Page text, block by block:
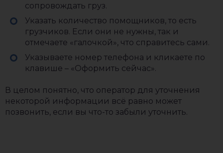
сопровождать груз.
Указать количество помощников, то есть
грузчиков. Если они не нужны, так и
отмечаете «галочкой», что справитесь сами.
Указываете номер телефона и кликаете по
клавише – «Оформить сейчас».
В целом понятно, что оператор для уточнения
некоторой информации всё равно может
позвонить, если вы что-то забыли уточнить.